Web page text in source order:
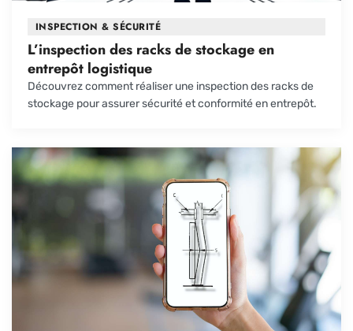
INSPECTION & SÉCURITÉ
L’inspection des racks de stockage en
entrepôt logistique
Découvrez comment réaliser une inspection des racks de
stockage pour assurer sécurité et conformité en entrepôt.